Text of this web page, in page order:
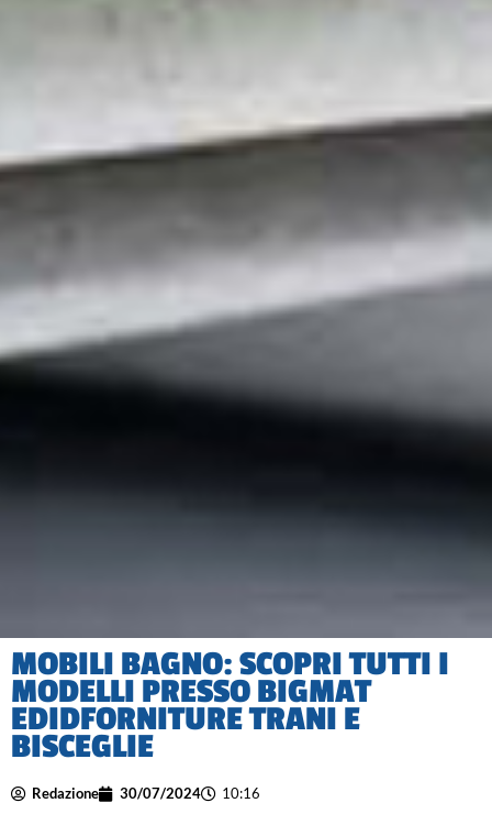
MOBILI BAGNO: SCOPRI TUTTI I
MODELLI PRESSO BIGMAT
EDIDFORNITURE TRANI E
BISCEGLIE
Redazione 30/07/2024 10:16